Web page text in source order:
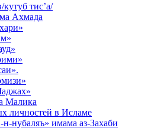
тис’а/
Ахмада
Малика
личностей в Исламе
н-нубаляъ» имама аз-Захаби